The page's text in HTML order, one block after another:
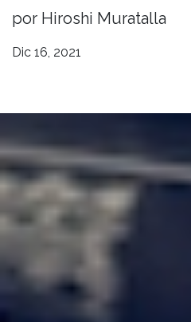
por Hiroshi Muratalla
Dic 16, 2021